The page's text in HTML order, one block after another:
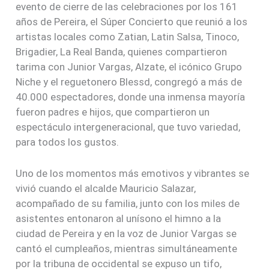
evento de cierre de las celebraciones por los 161
años de Pereira, el Súper Concierto que reunió a los
artistas locales como Zatian, Latin Salsa, Tinoco,
Brigadier, La Real Banda, quienes compartieron
tarima con Junior Vargas, Alzate, el icónico Grupo
Niche y el reguetonero Blessd, congregó a más de
40.000 espectadores, donde una inmensa mayoría
fueron padres e hijos, que compartieron un
espectáculo intergeneracional, que tuvo variedad,
para todos los gustos.
Uno de los momentos más emotivos y vibrantes se
vivió cuando el alcalde Mauricio Salazar,
acompañado de su familia, junto con los miles de
asistentes entonaron al unísono el himno a la
ciudad de Pereira y en la voz de Junior Vargas se
cantó el cumpleaños, mientras simultáneamente
por la tribuna de occidental se expuso un tifo,